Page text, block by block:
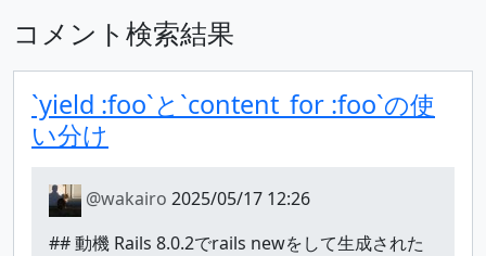
コメント検索結果
`yield :foo`と`content_for :foo`の使
い分け
@wakairo 2025/05/17 12:26
## 動機 Rails 8.0.2でrails newをして生成された